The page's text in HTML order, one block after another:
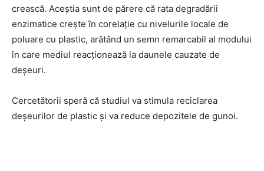
crească. Aceștia sunt de părere că rata degradării
enzimatice crește în corelație cu nivelurile locale de
poluare cu plastic, arătând un semn remarcabil al modului
în care mediul reacționează la daunele cauzate de
deșeuri.
Cercetătorii speră că studiul va stimula reciclarea
deșeurilor de plastic și va reduce depozitele de gunoi.